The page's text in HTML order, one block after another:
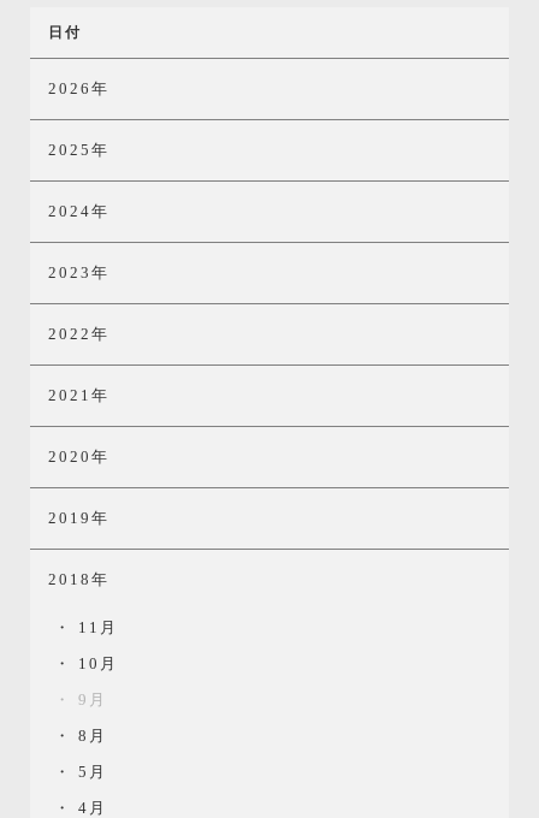
日付
2026年
2025年
2024年
2023年
2022年
2021年
2020年
2019年
2018年
11月
10月
9月
8月
5月
4月